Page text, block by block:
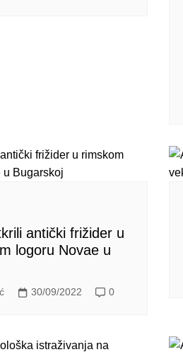
antički frižider u
logoru Novae u
30/09/2022 0